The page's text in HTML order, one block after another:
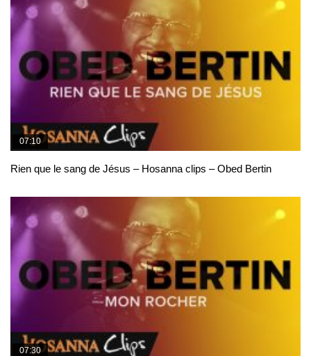
07:10
Rien que le sang de Jésus – Hosanna clips – Obed Bertin
07:30